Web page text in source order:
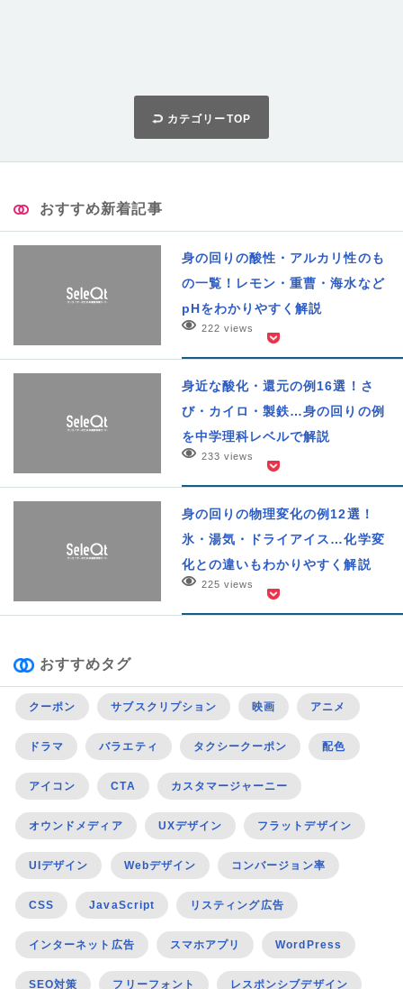
カテゴリーTOP
おすすめ新着記事
身の回りの酸性・アルカリ性のも
の一覧！レモン・重曹・海水など
pHをわかりやすく解説
222 views
身近な酸化・還元の例16選！さ
び・カイロ・製鉄…身の回りの例
を中学理科レベルで解説
233 views
身の回りの物理変化の例12選！
氷・湯気・ドライアイス…化学変
化との違いもわかりやすく解説
225 views
おすすめタグ
クーポン サブスクリプション 映画 アニメ
ドラマ バラエティ タクシークーポン 配色
アイコン CTA カスタマージャーニー
オウンドメディア UXデザイン フラットデザイン
UIデザイン Webデザイン コンバージョン率
CSS JavaScript リスティング広告
インターネット広告 スマホアプリ WordPress
SEO対策 フリーフォント レスポンシブデザイン